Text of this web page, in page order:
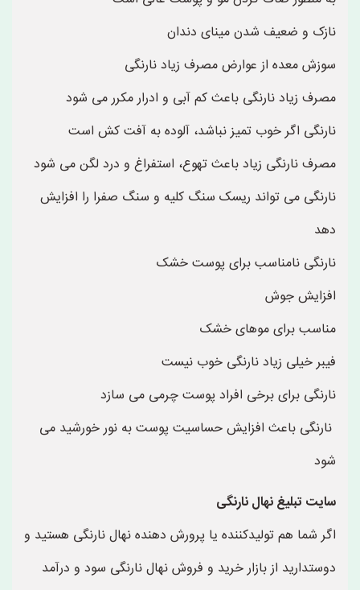
نازک و ضعیف شدن مینای دندان
سوزش معده از عوارض مصرف زیاد نارنگی
مصرف زیاد نارنگی باعث کم آبی و ادرار مکرر می شود
نارنگی اگر خوب تمیز نباشد، آلوده به آفت کش است
مصرف نارنگی زیاد باعث تهوع، استفراغ و درد لگن می شود
نارنگی می تواند ریسک سنگ کلیه و سنگ صفرا را افزایش
دهد
نارنگی نامناسب برای پوست خشک
افزایش جوش
مناسب برای موهای خشک
فیبر خیلی زیاد نارنگی خوب نیست
نارنگی برای برخی افراد پوست چرمی می سازد
نارنگی باعث افزایش حساسیت پوست به نور خورشید می
شود
سایت تبلیغ نهال نارنگی
اگر شما هم تولیدکننده یا پرورش دهنده نهال نارنگی هستید و
دوستدارید از بازار خرید و فروش نهال نارنگی سود و درآمد